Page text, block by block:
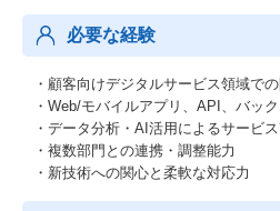
必要な経験
・顧客向けデジタルサービス領域で
・Web/モバイルアプリ、API、バッ
・データ分析・AI活用によるサービ
・複数部門との連携・調整能力
・新技術への関心と柔軟な対応力